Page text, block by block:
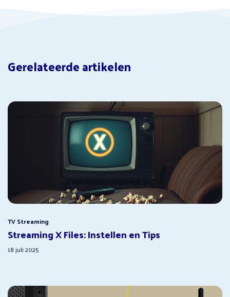
Gerelateerde artikelen
TV Streaming
Streaming X Files: Instellen en Tips
18 juli 2025